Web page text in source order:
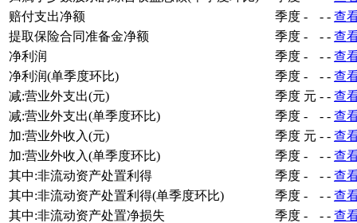
赔付支出净额
季度 - - - 查
提取保险合同准备金净额
季度 - - - 查
净利润
季度 - - - 查
净利润(单季度环比)
季度 - - - 查
减:营业外支出(元)
季度 元 - - 查
减:营业外支出(单季度环比)
季度 - - - 查
加:营业外收入(元)
季度 元 - - 查
加:营业外收入(单季度环比)
季度 - - - 查
其中:非流动资产处置利得
季度 - - - 查
其中:非流动资产处置利得(单季度环比)
季度 - - - 查
其中:非流动资产处置净损失
季度 - - - 查